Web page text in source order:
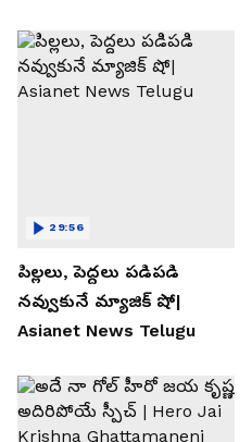
పిల్లలు, పెద్దలు పడిపడి
నవ్వుకునే మ్యాజిక్ షో|
Asianet News Telugu
29:56